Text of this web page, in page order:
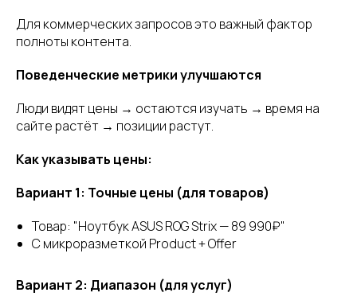
Для коммерческих запросов это важный фактор
полноты контента.
Поведенческие метрики улучшаются
Люди видят цены → остаются изучать → время на
сайте растёт → позиции растут.
Как указывать цены:
Вариант 1: Точные цены (для товаров)
Товар: "Ноутбук ASUS ROG Strix — 89 990₽"
С микроразметкой Product + Offer
Вариант 2: Диапазон (для услуг)